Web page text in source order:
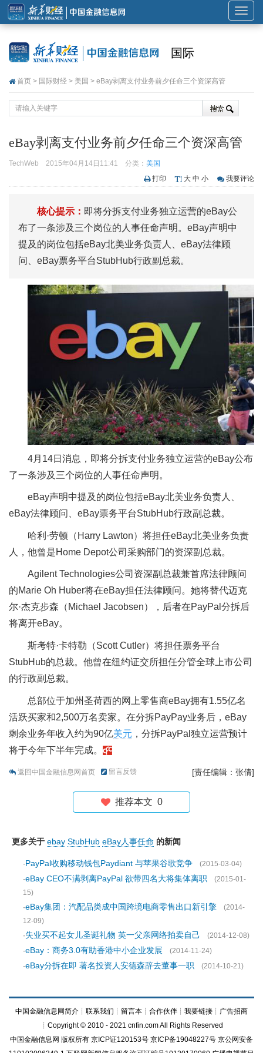
展
开
国际
首页 > 国际财经 > 美国 > eBay剥离支付业务前夕任命三个资深高管
eBay剥离支付业务前夕任命三个资深高管
TechWeb 2015年04月14日11:41 分类： 美国
打印
大 中 小 我要评论
核心提示： 即将分拆支付业务独立运营的eBay公
布了一条涉及三个岗位的人事任命声明。eBay声明中
提及的岗位包括eBay北美业务负责人、eBay法律顾
问、eBay票务平台StubHub行政副总裁。
4月14日消息，即将分拆支付业务独立运营的eBay公布
了一条涉及三个岗位的人事任命声明。
eBay声明中提及的岗位包括eBay北美业务负责人、
eBay法律顾问、eBay票务平台StubHub行政副总裁。
哈利·劳顿（Harry Lawton）将担任eBay北美业务负责
人，他曾是Home Depot公司采购部门的资深副总裁。
Agilent Technologies公司资深副总裁兼首席法律顾问
的Marie Oh Huber将在eBay担任法律顾问。她将替代迈克
尔·杰克步森（Michael Jacobsen），后者在PayPal分拆后
将离开eBay。
斯考特·卡特勒（Scott Cutler）将担任票务平台
StubHub的总裁。他曾在纽约证交所担任分管全球上市公司
的行政副总裁。
总部位于加州圣荷西的网上零售商eBay拥有1.55亿名
活跃买家和2,500万名卖家。在分拆PayPay业务后，eBay
剩余业务年收入约为90亿美元 ，分拆PayPal独立运营预计
将于今年下半年完成。
返回中国金融信息网首页 留言反馈 [责任编辑：张倩]
推荐本文 0
更多关于 ebay StubHub eBay人事任命 的新闻
·PayPal收购移动钱包Paydiant 与苹果谷歌竞争
(2015-03-04)
·eBay CEO不满剥离PayPal 欲带四名大将集体离职
(2015-01-
15)
·eBay集团：汽配品类成中国跨境电商零售出口新引擎
(2014-
12-09)
·失业买不起女儿圣诞礼物 英一父亲网络拍卖自己
(2014-12-08)
·eBay：商务3.0有助香港中小企业发展
(2014-11-24)
·eBay分拆在即 著名投资人安德森辞去董事一职 (2014-10-21)
中国金融信息网简介 ┊ 联系我们 ┊ 留言本 ┊ 合作伙伴 ┊ 我要链接 ┊ 广告招商
┊Copyright © 2010 - 2021 cnfin.com All Rights Reserved
中国金融信息网 版权所有 京ICP证120153号 京ICP备19048227号 京公网安备